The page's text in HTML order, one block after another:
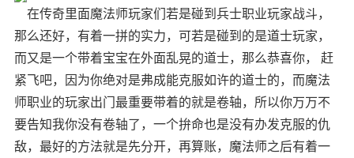
在传奇里面魔法师玩家们若是碰到兵士职业玩家战斗，
那么还好，有着一拼的实力，可若是碰到的是道士玩家，
而又是一个带着宝宝在外面乱晃的道士，那么恭喜你， 赶
紧飞吧，因为你绝对是弗成能克服如许的道士的，而魔法
师职业的玩家出门最重要带着的就是卷轴，所以你万万不
要告知我你没有卷轴了，一个拚命也是没有办发克服的仇
敌，最好的方法就是先分开，再算账，魔法师之后有着一